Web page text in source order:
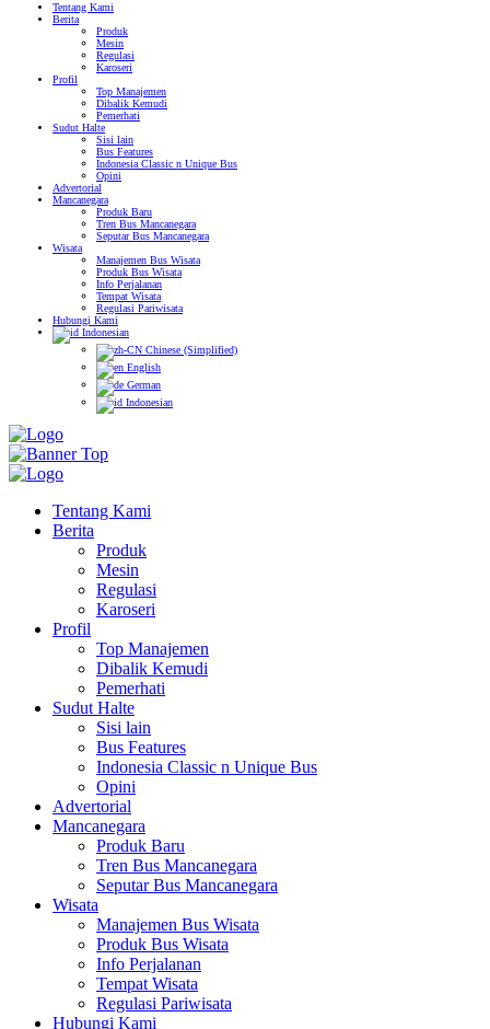
Tentang Kami
Berita
Produk
Mesin
Regulasi
Karoseri
Profil
Top Manajemen
Dibalik Kemudi
Pemerhati
Sudut Halte
Sisi lain
Bus Features
Indonesia Classic n Unique Bus
Opini
Advertorial
Mancanegara
Produk Baru
Tren Bus Mancanegara
Seputar Bus Mancanegara
Wisata
Manajemen Bus Wisata
Produk Bus Wisata
Info Perjalanan
Tempat Wisata
Regulasi Pariwisata
Hubungi Kami
Indonesian
Chinese (Simplified)
English
German
Indonesian
Tentang Kami
Berita
Produk
Mesin
Regulasi
Karoseri
Profil
Top Manajemen
Dibalik Kemudi
Pemerhati
Sudut Halte
Sisi lain
Bus Features
Indonesia Classic n Unique Bus
Opini
Advertorial
Mancanegara
Produk Baru
Tren Bus Mancanegara
Seputar Bus Mancanegara
Wisata
Manajemen Bus Wisata
Produk Bus Wisata
Info Perjalanan
Tempat Wisata
Regulasi Pariwisata
Hubungi Kami